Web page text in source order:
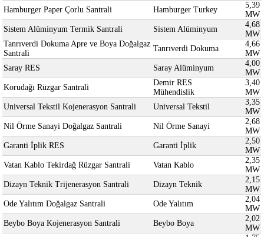
Hamburger Paper Çorlu Santrali
Hamburger Turkey
5,39
MW
Sistem Alüminyum Termik Santrali
Sistem Alüminyum
4,68
MW
Tanrıverdi Dokuma Apre ve Boya Doğalgaz
Santrali
Tanrıverdi Dokuma
4,66
MW
Saray RES
Saray Alüminyum
4,00
MW
Korudağı Rüzgar Santrali
Demir RES
Mühendislik
3,40
MW
Universal Tekstil Kojenerasyon Santrali
Universal Tekstil
3,35
MW
Nil Örme Sanayi Doğalgaz Santrali
Nil Örme Sanayi
2,68
MW
Garanti İplik RES
Garanti İplik
2,50
MW
Vatan Kablo Tekirdağ Rüzgar Santrali
Vatan Kablo
2,35
MW
Dizayn Teknik Trijenerasyon Santrali
Dizayn Teknik
2,15
MW
Ode Yalıtım Doğalgaz Santrali
Ode Yalıtım
2,04
MW
Beybo Boya Kojenerasyon Santrali
Beybo Boya
2,02
MW